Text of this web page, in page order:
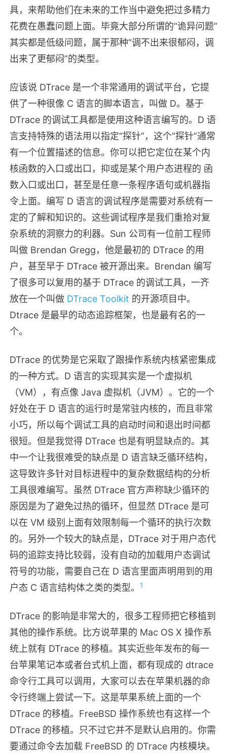
具，来帮助他们在未来的工作当中避免把过多精力
花费在愚蠢问题上面。毕竟大部分所谓的“诡异问题”
其实都是低级问题，属于那种“调不出来很郁闷，调
出来了更郁闷”的类型。
应该说 DTrace 是一个非常通用的调试平台，它提
供了一种很像 C 语言的脚本语言，叫做 D。基于
DTrace 的调试工具都是使用这种语言编写的。D 语
言支持特殊的语法用以指定“探针”，这个“探针”通常
有一个位置描述的信息。你可以把它定位在某个内
核函数的入口或出口，抑或是某个用户态进程的 函
数入口或出口，甚至是任意一条程序语句或机器指
令上面。编写 D 语言的调试程序是需要对系统有一
定的了解和知识的。这些调试程序是我们重拾对复
杂系统的洞察力的利器。Sun 公司有一位前工程师
叫做 Brendan Gregg，他是最初的 DTrace 的用
户，甚至早于 DTrace 被开源出来。Brendan 编写
了很多可以复用的基于 DTrace 的调试工具，一齐
放在一个叫做 DTrace Toolkit 的开源项目中。
Dtrace 是最早的动态追踪框架，也是最有名的一
个。
DTrace 的优势是它采取了跟操作系统内核紧密集成
的一种方式。D 语言的实现其实是一个虚拟机
（VM），有点像 Java 虚拟机（JVM）。它的一个
好处在于 D 语言的运行时是常驻内核的，而且非常
小巧，所以每个调试工具的启动时间和退出时间都
很短。但是我觉得 DTrace 也是有明显缺点的。其
中一个让我很难受的缺点是 D 语言缺乏循环结构，
这导致许多针对目标进程中的复杂数据结构的分析
工具很难编写。虽然 DTrace 官方声称缺少循环的
原因是为了避免过热的循环，但显然 DTrace 是可
以在 VM 级别上面有效限制每一个循环的执行次数
的。另外一个较大的缺点是，DTrace 对于用户态代
码的追踪支持比较弱，没有自动的加载用户态调试
符号的功能，需要自己在 D 语言里面声明用到的用
户态 C 语言结构体之类的类型。
1
DTrace 的影响是非常大的，很多工程师把它移植到
其他的操作系统。比方说苹果的 Mac OS X 操作系
统上就有 DTrace 的移植。其实近些年发布的每一
台苹果笔记本或者台式机上面，都有现成的 dtrace
命令行工具可以调用，大家可以去在苹果机器的命
令行终端上尝试一下。这是苹果系统上面的一个
DTrace 的移植。FreeBSD 操作系统也有这样一个
DTrace 的移植。只不过它并不是默认启用的。你需
要通过命令去加载 FreeBSD 的 DTrace 内核模块。